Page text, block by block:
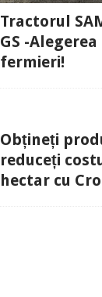
Tractorul
GS -
fermieri!
Obțineți
reduceți
hectar cu